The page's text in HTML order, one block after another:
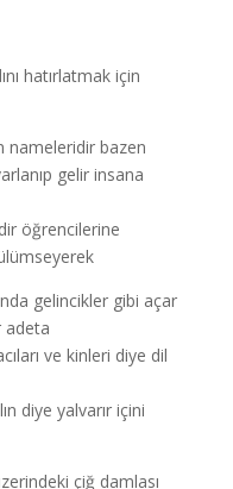
hatırlatmak için
nameleridir bazen
gelir insana
öğrencilerine
gelincikler gibi açar
adeta
ve kinleri diye dil
diye yalvarır içini
çiğ damlası